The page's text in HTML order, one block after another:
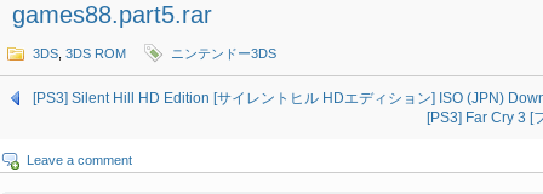
games88.part5.rar
3DS 3DS ROM ニンテンドー3DS
[PS3] Silent Hill HD Edition [サイレントヒル HDエディション] ISO (JPN)
[PS3] Far Cry 3 [
Leave a comment